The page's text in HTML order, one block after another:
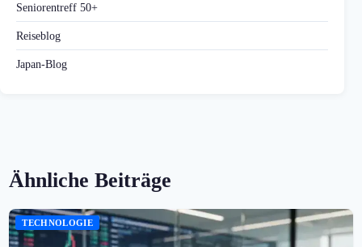
Seniorentreff 50+
Reiseblog
Japan-Blog
Ähnliche Beiträge
TECHNOLOGIE